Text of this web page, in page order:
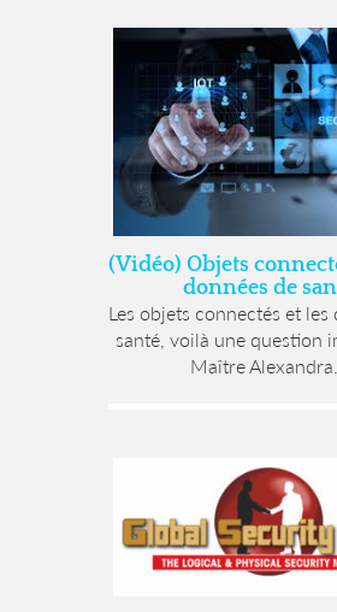
(Vidéo) Objets
données de
Les objets connectés et les
santé, voilà une question
Maître Alexandra...